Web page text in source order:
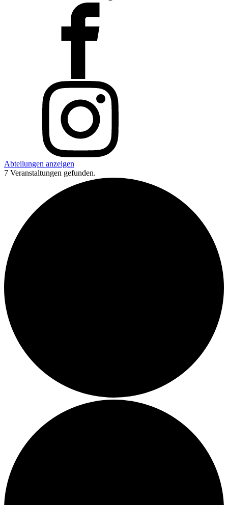
Abteilungen anzeigen
7 Veranstaltungen gefunden.